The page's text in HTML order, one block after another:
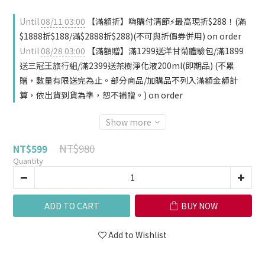
Until08/11 03:00 【滿額折】嗨購付清節⚡最高現折$288！(滿
$1888折$188/滿$2888折$288)(不可與折價券併用) on order
Until08/28 03:00 【滿額贈】滿1299送洋甘菊體驗包/滿1899
送三冠王旅行組/滿2399送茶樹淨化液200ml(即期品) (不累
贈，數量有限送完為止。部分商品/加購品不列入滿額金額計
算，依出貨到貨為準，恕不補贈。) on order
Show more
NT$599 NT$980
Quantity
ADD TO CART BUY NOW
Add to Wishlist